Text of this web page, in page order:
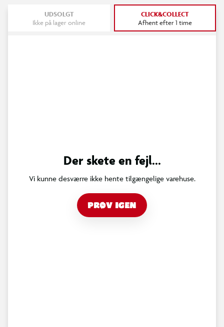
UDSOLGT
Ikke på lager online
CLICK&COLLECT
Afhent efter 1 time
Der skete en fejl...
Vi kunne desværre ikke hente tilgængelige varehuse.
PRØV IGEN